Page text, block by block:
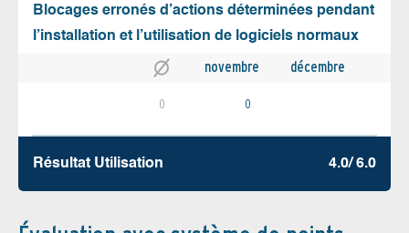
Blocages erronés d’actions déterminées pendant
l’installation et l’utilisation de logiciels normaux
novembre décembre
0 0
Résultat Utilisation 4.0/ 6.0